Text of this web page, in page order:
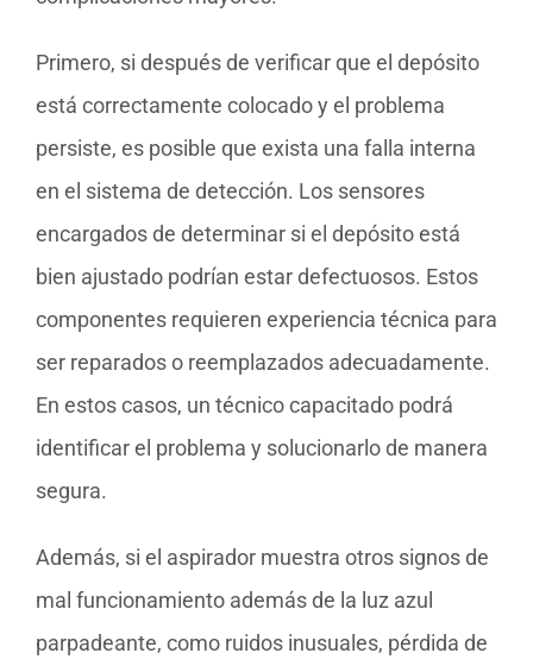
Primero, si después de verificar que el depósito
está correctamente colocado y el problema
persiste, es posible que exista una falla interna
en el sistema de detección. Los sensores
encargados de determinar si el depósito está
bien ajustado podrían estar defectuosos. Estos
componentes requieren experiencia técnica para
ser reparados o reemplazados adecuadamente.
En estos casos, un técnico capacitado podrá
identificar el problema y solucionarlo de manera
segura.
Además, si el aspirador muestra otros signos de
mal funcionamiento además de la luz azul
parpadeante, como ruidos inusuales, pérdida de